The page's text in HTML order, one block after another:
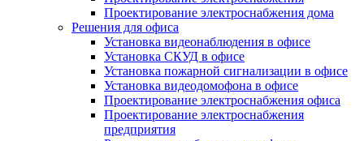
Проектирование электроснабжения дома
Решения для офиса
Установка видеонаблюдения в офисе
Установка СКУД в офисе
Установка пожарной сигнализации в офисе
Установка видеодомофона в офисе
Проектирование электроснабжения офиса
Проектирование электроснабжения
предприятия